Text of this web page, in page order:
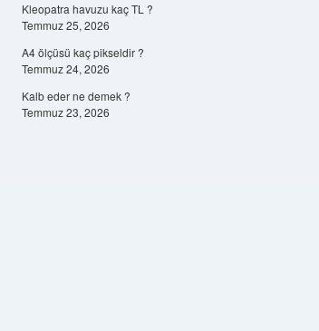
Kleopatra havuzu kaç TL ?
Temmuz 25, 2026
A4 ölçüsü kaç pikseldir ?
Temmuz 24, 2026
Kalb eder ne demek ?
Temmuz 23, 2026